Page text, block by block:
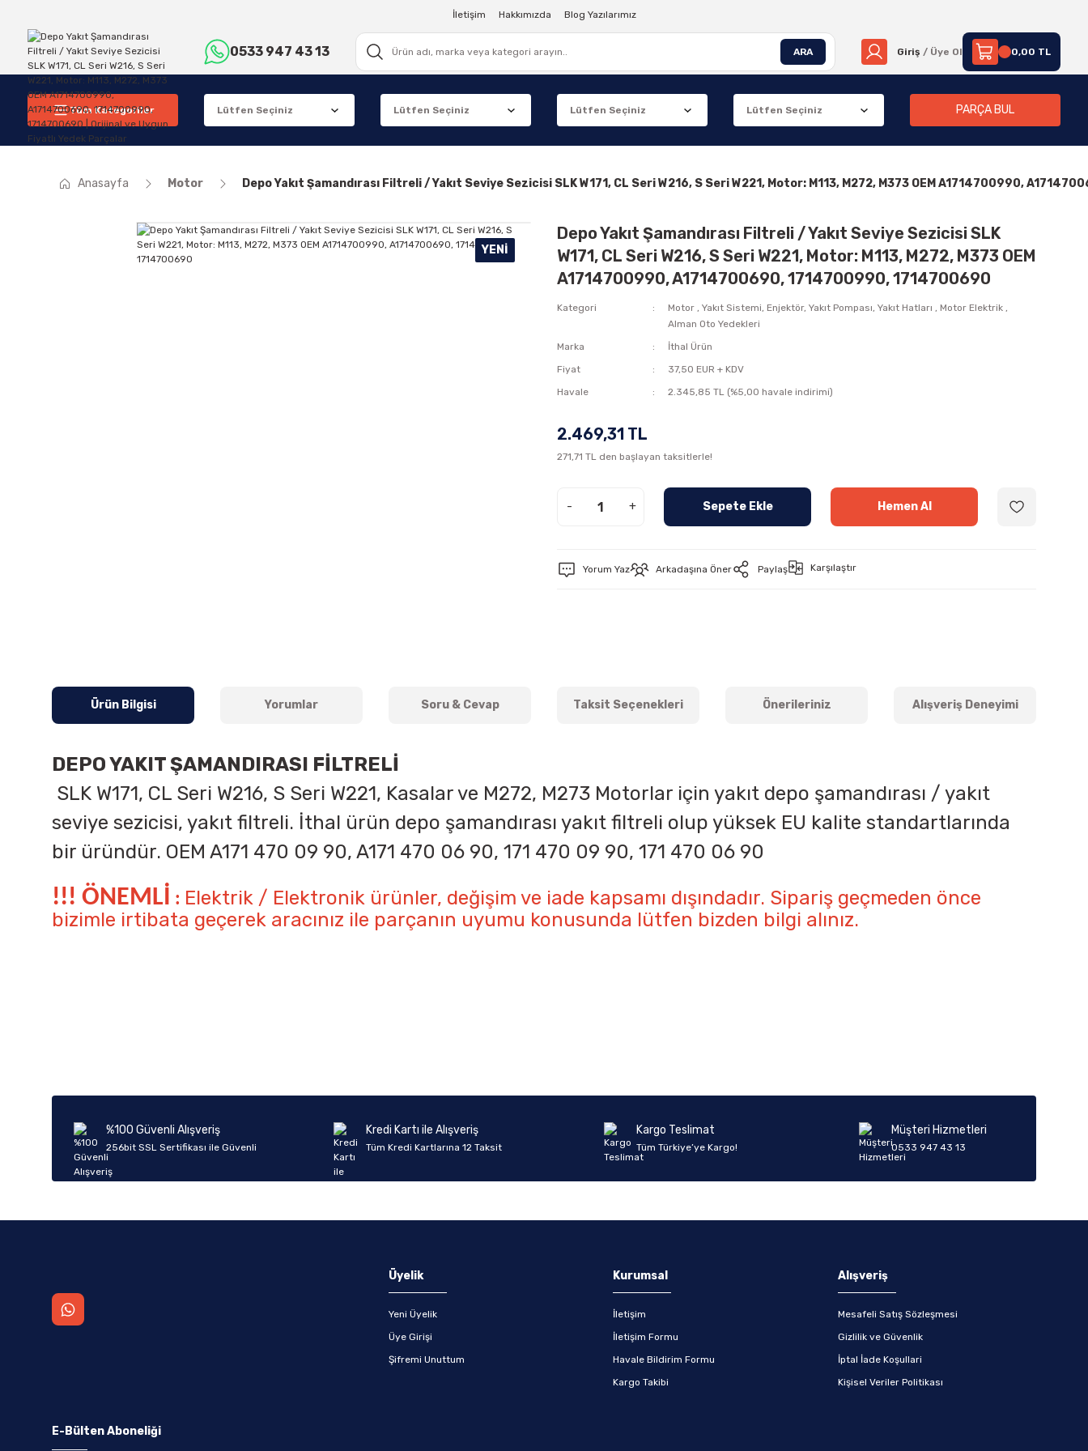
İletişim Hakkımızda Blog Yazılarımız
0533 947 43 13 ARA Giriş / Üye Ol 0,00 TL
Tüm Kategoriler PARÇA BUL
Anasayfa Motor Depo Yakıt Şamandırası Filtreli / Yakıt Seviye Sezicisi SLK W171, CL Seri W216, S Seri W221, Motor: M113, M272, M373 OEM A1714700990,
YENI
Depo Yakıt Şamandırası Filtreli / Yakıt Seviye Sezicisi SLK
W171, CL Seri W216, S Seri W221, Motor: M113, M272, M373 OEM
A1714700990, A1714700690, 1714700990, 1714700690
Kategori Motor ,Yakıt Sistemi, Enjektör, Yakıt Pompası, Yakıt Hatları , Motor Elektrik ,
Alman Oto Yedekleri
Marka
İthal Ürün
Fiyat
37,50 EUR + KDV
Havale
2.345,85 TL (%5,00 havale indirimi)
2.469,31 TL
271,71 TL den başlayan taksitlerle!
- + Sepete Ekle Hemen Al
Yorum Yaz Arkadaşına Öner Paylaş Karşılaştır
Ürün Bilgisi Yorumlar Soru & Cevap Taksit Seçenekleri Önerileriniz Alışveriş Deneyimi
DEPO YAKIT ŞAMANDIRASI FİLTRELİ
SLK W171, CL Seri W216, S Seri W221, Kasalar ve M272, M273 Motorlar için yakıt depo şamandırası / yakıt
seviye sezicisi, yakıt filtreli. İthal ürün depo şamandırası yakıt filtreli olup yüksek EU kalite standartlarında
bir üründür. OEM A171 470 09 90, A171 470 06 90, 171 470 09 90, 171 470 06 90
!!! ÖNEMLİ : Elektrik / Elektronik ürünler, değişim ve iade kapsamı dışındadır. Sipariş geçmeden önce
bizimle irtibata geçerek aracınız ile parçanın uyumu konusunda lütfen bizden bilgi alınız.
Ürün fiyatı diğer sitelerden daha pahalı.
Bu ürüne benzer farklı alternatifler olmalı.
%100 Güvenli Alışveriş
256bit SSL Sertifikası ile Güvenli
Kredi Kartı ile Alışveriş
Tüm Kredi Kartlarına 12 Taksit
Kargo Teslimat
Tüm Türkiye’ye Kargo!
Müşteri Hizmetleri
0533 947 43 13
Üyelik
Yeni Üyelik
Üye Girişi
Şifremi Unuttum
Kurumsal
İletişim
İletişim Formu
Havale Bildirim Formu
Kargo Takibi
Alışveriş
Mesafeli Satış Sözleşmesi
Gizlilik ve Güvenlik
İptal İade Koşullari
Kişisel Veriler Politikası
E-Bülten Aboneliği